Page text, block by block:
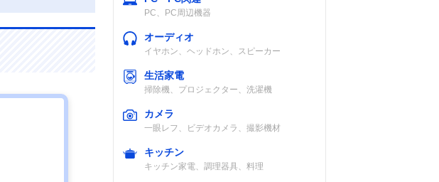
PC、PC周辺機器
オーディオ
イヤホン、ヘッドホン、スピーカー
生活家電
掃除機、プロジェクター、洗濯機
カメラ
一眼レフ、ビデオカメラ、撮影機材
キッチン
キッチン家電、調理器具、料理